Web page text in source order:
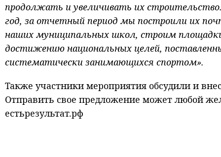
продолжать и увеличивать их
год, за отчетный период мы построили их
наших муниципальных школ, строим
достижению национальных целей,
систематически занимающихся спортом».
Также участники мероприятия обсудили и
Отправить свое предложение может любой
естьрезультат.рф